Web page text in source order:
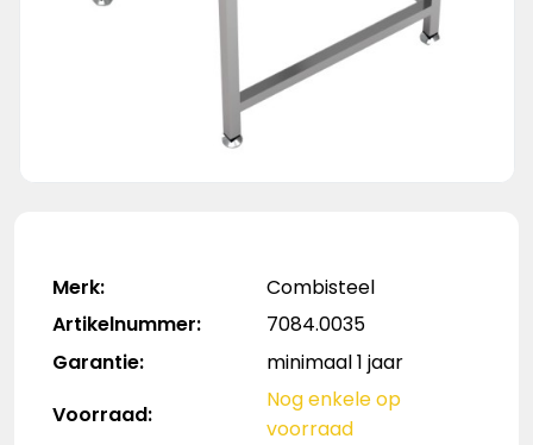
Merk:
Combisteel
Artikelnummer:
7084.0035
Garantie:
minimaal 1 jaar
Voorraad:
Nog enkele op
voorraad